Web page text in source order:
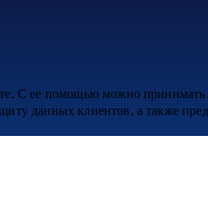
С ее помощью можно
данных клиентов, а также